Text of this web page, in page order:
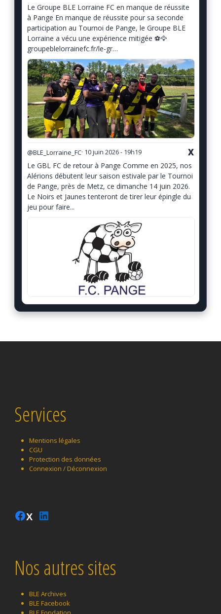
Le Groupe BLE Lorraine FC en manque de réussite
à Pange En manque de réussite pour sa seconde
participation au Tournoi de Pange, le Groupe BLE
Lorraine a vécu une expérience mitigée ⚽️🦅
groupeblelorrainefc.fr/le-gr…
@BLE_Lorraine_FC· 10 juin 2026 - 19h19 X
Le GBL FC de retour à Pange Comme en 2025, nos
Alérions débutent leur saison estivale par le Tournoi
de Pange, près de Metz, ce dimanche 14 juin 2026.
Le Noirs et Jaunes tenteront de tirer leur épingle du
jeu pour faire...
Services
Mentions légales
CGU
Protection des données
Connexion / Déconnexion
Facebook Twitter LinkedIn
Nos autres sites
BLE Archives
BLE Facebook